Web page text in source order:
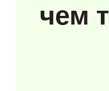
чем